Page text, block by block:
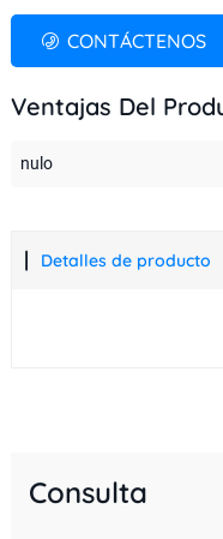
CONTÁCTENOS
Ventajas Del
nulo
Detalles de producto
Consulta